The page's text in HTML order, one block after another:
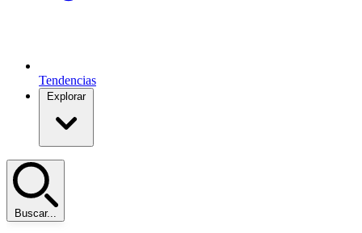
Tendencias
Explorar
Buscar...